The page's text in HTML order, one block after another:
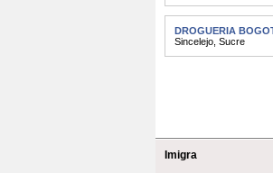
DROGUERIA
Sincelejo Sucre
Imigra